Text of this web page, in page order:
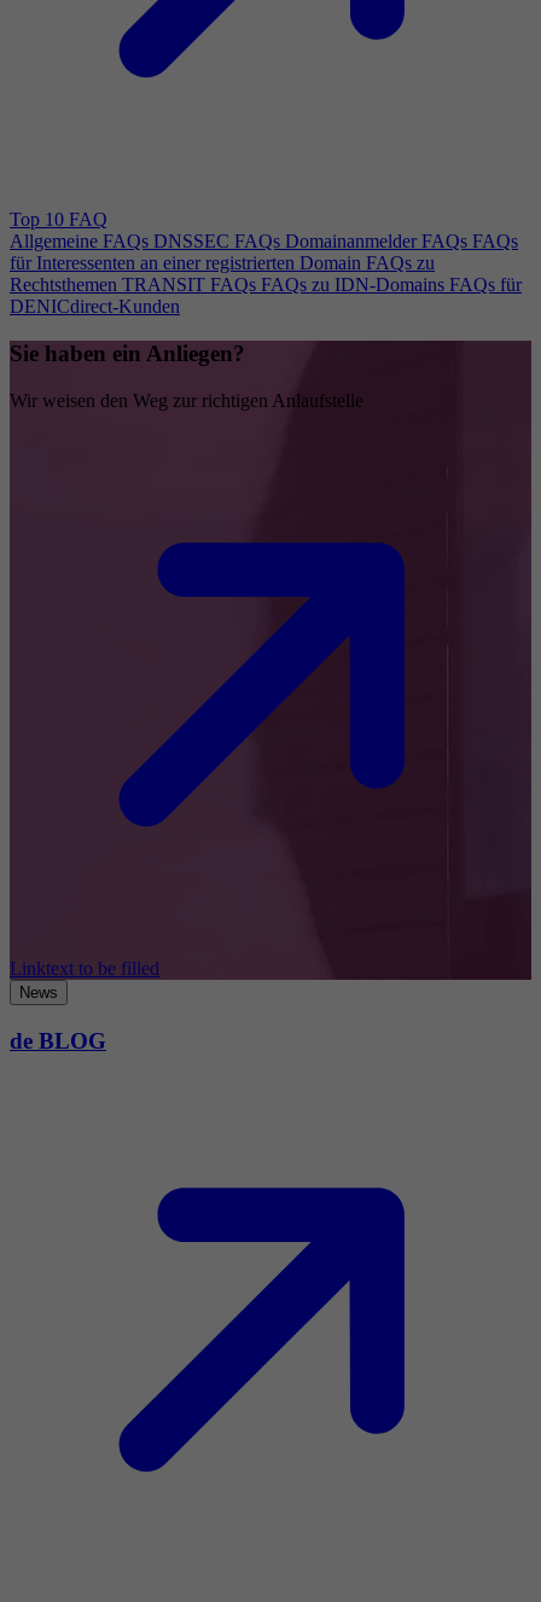
Top 10 FAQ
Allgemeine FAQs DNSSEC FAQs Domainanmelder FAQs FAQs
für Interessenten an einer registrierten Domain FAQs zu
Rechtsthemen TRANSIT FAQs FAQs zu IDN-Domains FAQs für
DENICdirect-Kunden
Sie haben ein Anliegen?
Wir weisen den Weg zur richtigen Anlaufstelle
Linktext to be filled
News
de BLOG